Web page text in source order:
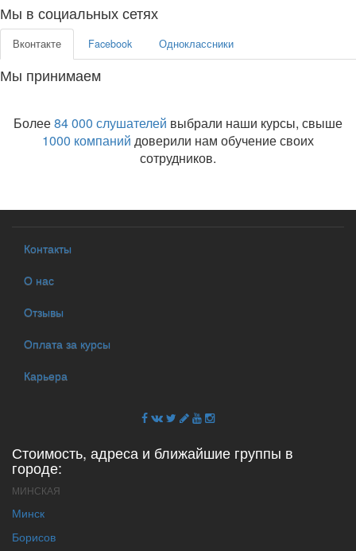
Мы в социальных сетях
Вконтакте Facebook Одноклассники
Мы принимаем
Более84 000 слушателей выбрали наши курсы, свыше
1000 компаний доверили нам обучение своих
сотрудников.
Контакты
О нас
Отзывы
Оплата за курсы
Карьера
Стоимость, адреса и ближайшие группы в
городе:
МИНСКАЯ
Минск
Борисов